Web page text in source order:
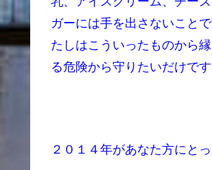
ガーには手を出さないこと
たしはこういったものから
る危険から守りたいだけで
２０１４年があなた方にと